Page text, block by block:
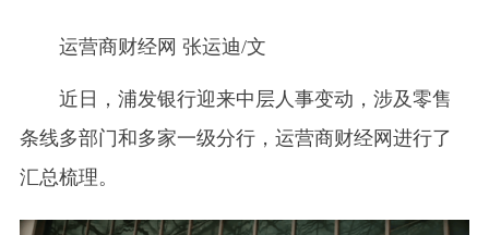
运营商财经网 张运迪/文
近日，浦发银行迎来中层人事变动，涉及零售
条线多部门和多家一级分行，运营商财经网进行了
汇总梳理。